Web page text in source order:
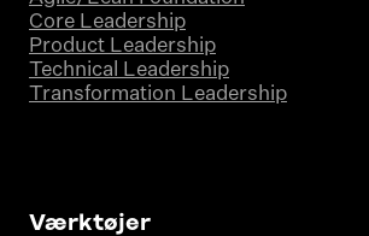
Core Leadership
Product Leadership
Technical Leadership
Transformation Leadership
Værktøjer